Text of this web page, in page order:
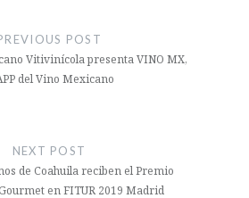
POST
Vitivinícola presenta VINO MX,
del Vino Mexicano
NEXT POST
de Coahuila reciben el Premio
en FITUR 2019 Madrid